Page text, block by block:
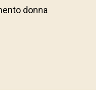
donna